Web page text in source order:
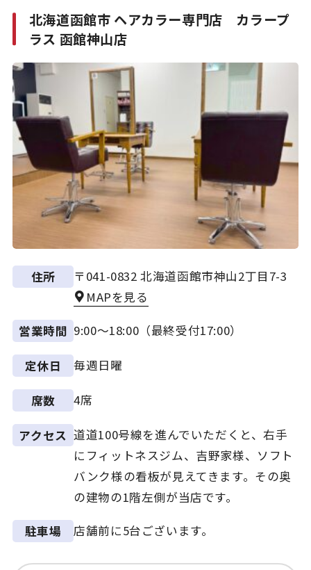
北海道函館市 ヘアカラー専門店 カラープ
ラス 函館神山店
住所
〒041-0832 北海道函館市神山2丁目7-3
MAPを見る
営業時間 9:00～18:00（最終受付17:00）
定休日 毎週日曜
席数 4席
アクセス 道道100号線を進んでいただくと、右手
にフィットネスジム、吉野家様、ソフト
バンク様の看板が見えてきます。その奥
の建物の1階左側が当店です。
駐車場 店舗前に5台ございます。